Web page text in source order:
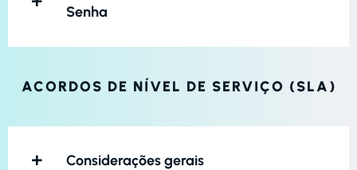
Senha
ACORDOS DE NÍVEL DE SERVIÇO (SLA)
Considerações gerais